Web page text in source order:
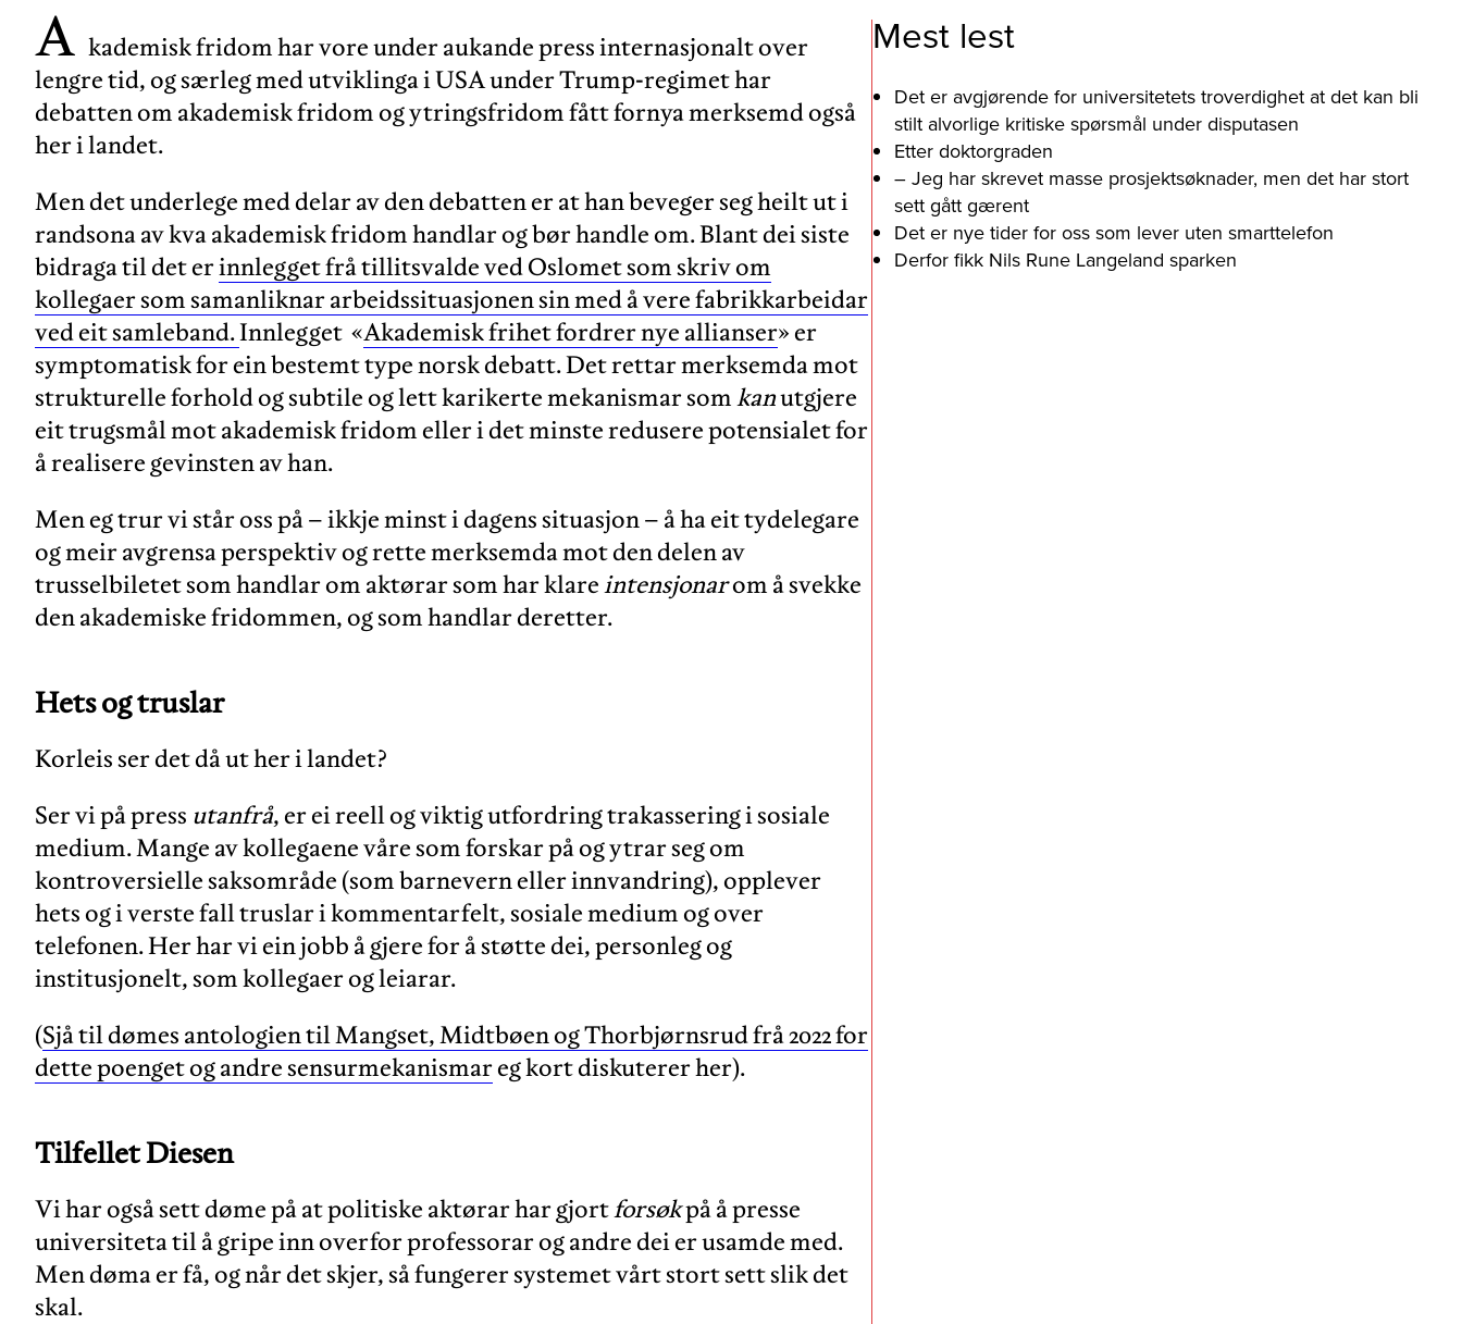
A kademisk fridom har vore under aukande press internasjonalt over
lengre tid, og særleg med utviklinga i USA under Trump-regimet har
debatten om akademisk fridom og ytringsfridom fått fornya merksemd også
her i landet.
Men det underlege med delar av den debatten er at han beveger seg heilt ut i
randsona av kva akademisk fridom handlar og bør handle om. Blant dei siste
bidraga til det erinnlegget frå tillitsvalde ved Oslomet som skriv om
kollegaer som samanliknar arbeidssituasjonen sin med å vere fabrikkarbeidar
ved eit samleband.Innlegget «Akademisk frihet fordrer nye allianser» er
symptomatisk for ein bestemt type norsk debatt. Det rettar merksemda mot
strukturelle forhold og subtile og lett karikerte mekanismar somkanutgjere
eit trugsmål mot akademisk fridom eller i det minste redusere potensialet for
å realisere gevinsten av han.
Men eg trur vi står oss på – ikkje minst i dagens situasjon – å ha eit tydelegare
og meir avgrensa perspektiv og rette merksemda mot den delen av
trusselbiletet som handlar om aktørar som har klareintensjonarom å svekke
den akademiske fridommen, og som handlar deretter.
Hets og truslar
Korleis ser det då ut her i landet?
Ser vi på press utanfrå, er ei reell og viktig utfordring trakassering i sosiale
medium. Mange av kollegaene våre som forskar på og ytrar seg om
kontroversielle saksområde (som barnevern eller innvandring), opplever
hets og i verste fall truslar i kommentarfelt, sosiale medium og over
telefonen. Her har vi ein jobb å gjere for å støtte dei, personleg og
institusjonelt, som kollegaer og leiarar.
(Sjå til dømes antologien til Mangset, Midtbøen og Thorbjørnsrud frå 2022 for
dette poenget og andre sensurmekanismareg kort diskuterer her).
Tilfellet Diesen
Vi har også sett døme på at politiske aktørar har gjortforsøkpå å presse
universiteta til å gripe inn overfor professorar og andre dei er usamde med.
Men døma er få, og når det skjer, så fungerer systemet vårt stort sett slik det
skal.
Mest lest
Det er avgjørende for universitetets troverdighet at det kan bli
stilt alvorlige kritiske spørsmål under disputasen
Etter doktorgraden
– Jeg har skrevet masse prosjektsøknader, men det har stort
sett gått gærent
Det er nye tider for oss som lever uten smarttelefon
Derfor fikk Nils Rune Langeland sparken